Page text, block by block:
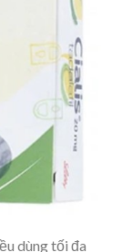
dùng tối đa